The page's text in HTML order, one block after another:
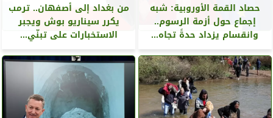
حصاد القمة الأوروبية: شبه
إجماع حول أزمة الرسوم..
وانقسام يزداد حدةً تجاه...
من بغداد إلى أصفهان.. ترمب
يكرر سيناريو بوش ويجبر
الاستخبارات على تبنّي...